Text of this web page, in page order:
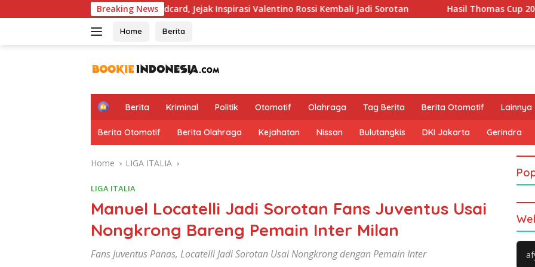
to
Breaking News
Hapus Aturan Wildcard, Jejak Inspirasi Valentino Rossi Kembali Jadi Sorotan Hasil Thomas Cup 2026: Leong Jun Hao
Home Berita
H
m
e
Berita Kriminal Politik Otomotif Olahraga Tag Berita Berita Otomotif Lainnya
Berita Otomotif Berita Olahraga Kejahatan Nissan Bulutangkis DKI Jakarta Gerindra
Home LIGA ITALIA
LIGA ITALIA
Manuel Locatelli Jadi Sorotan Fans Juventus Usai
Nongkrong Bareng Pemain Inter Milan
Fans Juventus Panas, Locatelli Jadi Sorotan Usai Nongkrong dengan Pemain Inter